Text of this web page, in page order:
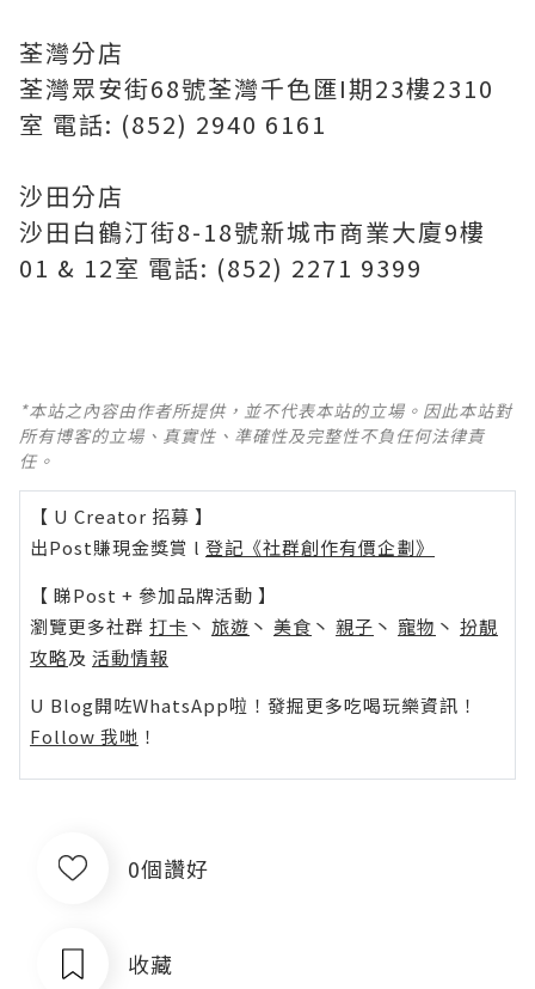
荃灣分店
荃灣眾安街68號荃灣千色匯I期23樓2310
室 電話: (852) 2940 6161
沙田分店
沙田白鶴汀街8-18號新城市商業大廈9樓
01 & 12室 電話: (852) 2271 9399
*本站之內容由作者所提供，並不代表本站的立場。因此本站對
所有博客的立場、真實性、準確性及完整性不負任何法律責
任。
【 U Creator 招募 】
出Post賺現金獎賞 l 登記《社群創作有價企劃》
【 睇Post + 參加品牌活動 】
瀏覽更多社群 打卡 丶 旅遊 丶 美食 丶 親子 丶 寵物 丶 扮靚
攻略及 活動情報
U Blog開咗WhatsApp啦！發掘更多吃喝玩樂資訊！
Follow 我哋 ！
0個讚好
收藏